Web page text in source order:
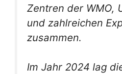
Zentren der WMO,
und zahlreichen
zusammen.
Im Jahr 2024 lag